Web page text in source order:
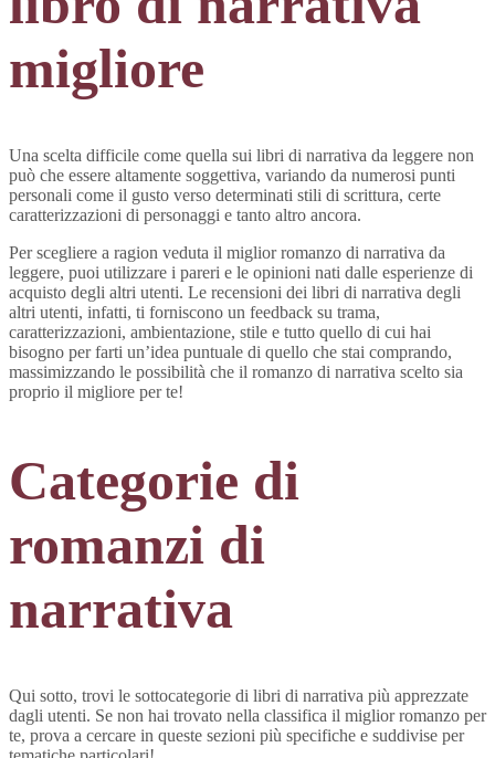
migliore
Una scelta difficile come quella sui libri di narrativa da leggere non
può che essere altamente soggettiva, variando da numerosi punti
personali come il gusto verso determinati stili di scrittura, certe
caratterizzazioni di personaggi e tanto altro ancora.
Per scegliere a ragion veduta il miglior romanzo di narrativa da
leggere, puoi utilizzare i pareri e le opinioni nati dalle esperienze di
acquisto degli altri utenti. Le recensioni dei libri di narrativa degli
altri utenti, infatti, ti forniscono un feedback su trama,
caratterizzazioni, ambientazione, stile e tutto quello di cui hai
bisogno per farti un’idea puntuale di quello che stai comprando,
massimizzando le possibilità che il romanzo di narrativa scelto sia
proprio il migliore per te!
Categorie di
romanzi di
narrativa
Qui sotto, trovi le sottocategorie di libri di narrativa più apprezzate
dagli utenti. Se non hai trovato nella classifica il miglior romanzo per
te, prova a cercare in queste sezioni più specifiche e suddivise per